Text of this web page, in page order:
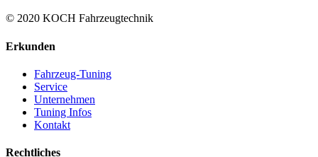
© 2020 KOCH Fahrzeugtechnik
Erkunden
Fahrzeug-Tuning
Service
Unternehmen
Tuning Infos
Kontakt
Rechtliches